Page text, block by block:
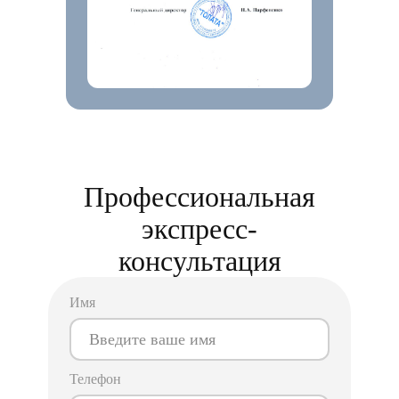
Профессиональная
экспресс-
консультация
Имя
Телефон
Маркетплейсы
Аналитика Wildberries
info@mpstats.io
Санкт-Петербург, Гражданский пр.,
Система мониторинга цен, продавцов
и товаров на российских маркетплейсах.
Всегда свежие и полные данные
на расстоянии одного клика.